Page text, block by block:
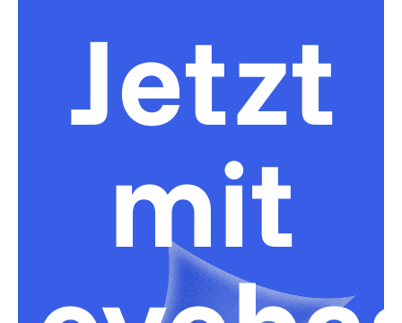
Jetzt
mit